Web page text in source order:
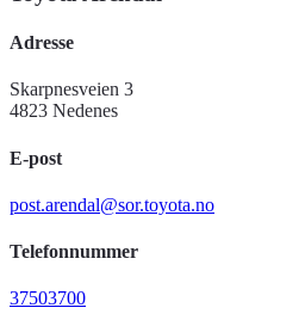
Adresse
Skarpnesveien 3
4823 Nedenes
E-post
post.arendal@sor.toyota.no
Telefonnummer
37503700